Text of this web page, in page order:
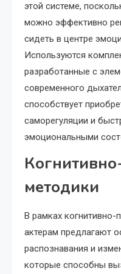
этой системе,
можно эффективно
сидеть в центре
Используются
разработанные с
современного
способствует
саморегуляции и
эмоциональными
методики
В рамках когнитивно-
актерам предлагают
распознавания и
которые способны